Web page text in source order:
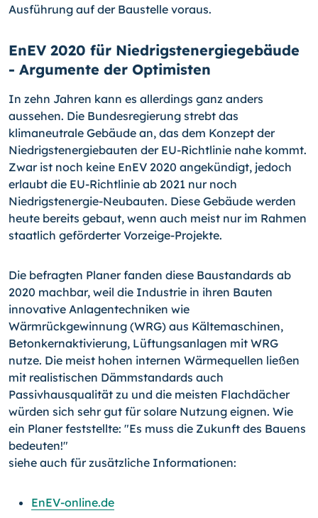
Ausführung auf der Baustelle voraus.
EnEV 2020 für Niedrigstenergiegebäude
- Argumente der Optimisten
In zehn Jahren kann es allerdings ganz anders
aussehen. Die Bundesregierung strebt das
klimaneutrale Gebäude an, das dem Konzept der
Niedrigstenergiebauten der EU-Richtlinie nahe kommt.
Zwar ist noch keine EnEV 2020 angekündigt, jedoch
erlaubt die EU-Richtlinie ab 2021 nur noch
Niedrigstenergie-Neubauten. Diese Gebäude werden
heute bereits gebaut, wenn auch meist nur im Rahmen
staatlich geförderter Vorzeige-Projekte.
Die befragten Planer fanden diese Baustandards ab
2020 machbar, weil die Industrie in ihren Bauten
innovative Anlagentechniken wie
Wärmrückgewinnung (WRG) aus Kältemaschinen,
Betonkernaktivierung, Lüftungsanlagen mit WRG
nutze. Die meist hohen internen Wärmequellen ließen
mit realistischen Dämmstandards auch
Passivhausqualität zu und die meisten Flachdächer
würden sich sehr gut für solare Nutzung eignen. Wie
ein Planer feststellte: "Es muss die Zukunft des Bauens
bedeuten!"
siehe auch für zusätzliche Informationen:
EnEV-online.de